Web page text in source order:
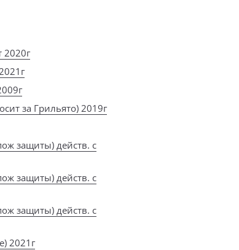
2020г
за Грильято) 2019г
защиты) действ. с
защиты) действ. с
защиты) действ. с
2021г